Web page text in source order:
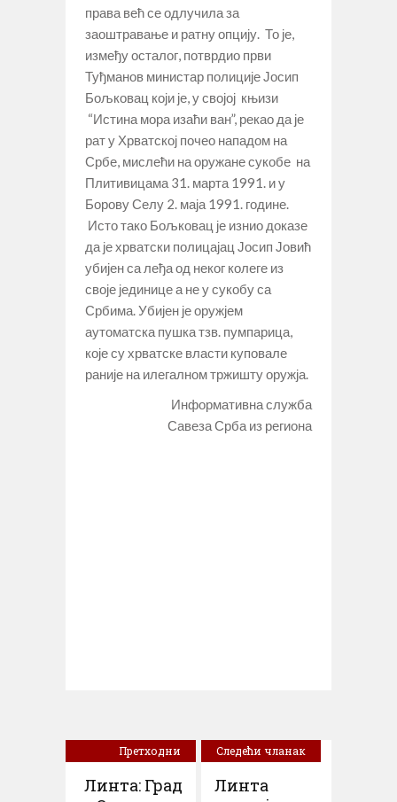
права већ се одлучила за
заоштравање и ратну опцију. То је,
између осталог, потврдио први
Туђманов министар полиције Јосип
Бољковац који је, у својој књизи
“Истина мора изаћи ван”, рекао да је
рат у Хрватској почео нападом на
Србе, мислећи на оружане сукобе на
Плитивицама 31. марта 1991. и у
Борову Селу 2. маја 1991. године.
Исто тако Бољковац је изнио доказе
да је хрватски полицајац Јосип Јовић
убијен са леђа од неког колеге из
своје јединице а не у сукобу са
Србима. Убијен је оружјем
аутоматска пушка тзв. пумпарица,
које су хрватске власти куповале
раније на илегалном тржишту оружја.
Информативна служба
Савеза Срба из региона
Претходни
Линта: Град
Следећи чланак
Линта